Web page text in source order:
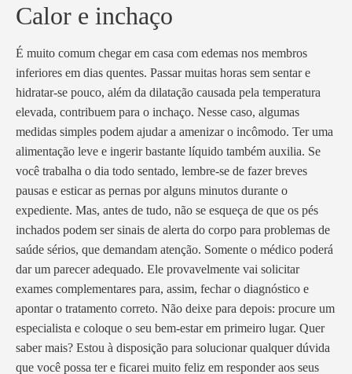
Calor e inchaço
É muito comum chegar em casa com edemas nos membros
inferiores em dias quentes. Passar muitas horas sem sentar e
hidratar-se pouco, além da dilatação causada pela temperatura
elevada, contribuem para o inchaço. Nesse caso, algumas
medidas simples podem ajudar a amenizar o incômodo. Ter uma
alimentação leve e ingerir bastante líquido também auxilia. Se
você trabalha o dia todo sentado, lembre-se de fazer breves
pausas e esticar as pernas por alguns minutos durante o
expediente. Mas, antes de tudo, não se esqueça de que os pés
inchados podem ser sinais de alerta do corpo para problemas de
saúde sérios, que demandam atenção. Somente o médico poderá
dar um parecer adequado. Ele provavelmente vai solicitar
exames complementares para, assim, fechar o diagnóstico e
apontar o tratamento correto. Não deixe para depois: procure um
especialista e coloque o seu bem-estar em primeiro lugar. Quer
saber mais? Estou à disposição para solucionar qualquer dúvida
que você possa ter e ficarei muito feliz em responder aos seus